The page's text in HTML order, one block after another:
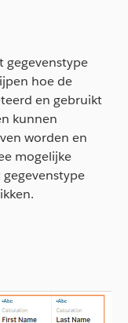
gegevenstype
hoe de
en gebruikt
kunnen
worden en
mogelijke